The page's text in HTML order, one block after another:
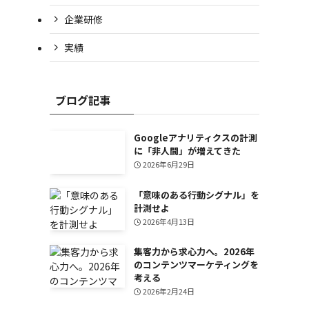
企業研修
実績
ブログ記事
Googleアナリティクスの計測
に「非人間」が増えてきた
2026年6月29日
「意味のある行動シグナル」を
計測せよ
2026年4月13日
集客力から求心力へ。2026年
のコンテンツマーケティングを
考える
2026年2月24日